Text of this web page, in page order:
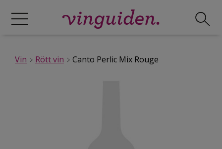
Vin Rött vin Canto Perlic Mix Rouge